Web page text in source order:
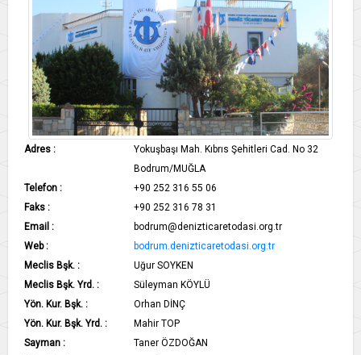
Adres :
Yokuşbaşı Mah. Kıbrıs Şehitleri Cad. No 32
Bodrum/MUĞLA
Telefon :
+90 252 316 55 06
Faks :
+90 252 316 78 31 ​
Email :
bodrum@denizticaretodasi.org.tr
Web :
bodrum.denizticaretodasi.org.tr
Meclis Bşk. :
Uğur SOYKEN
Meclis Bşk. Yrd. :
Süleyman KÖYLÜ
Yön. Kur. Bşk. :
Orhan DİNÇ
Yön. Kur. Bşk. Yrd. :
Mahir TOP
Sayman :
Taner ÖZDOĞAN